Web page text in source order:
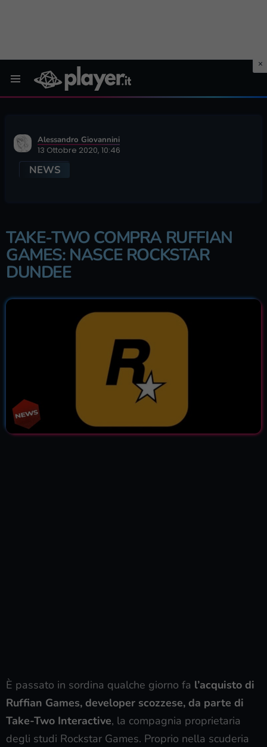
Alessandro Giovannini
13 Ottobre 2020, 10:46
NEWS
TAKE-TWO COMPRA RUFFIAN
GAMES: NASCE ROCKSTAR
DUNDEE
È passato in sordina qualche giorno fa l’acquisto di
Ruffian Games, developer scozzese, da parte di
Take-Two Interactive, la compagnia proprietaria
degli studi Rockstar Games. Proprio nella scuderia